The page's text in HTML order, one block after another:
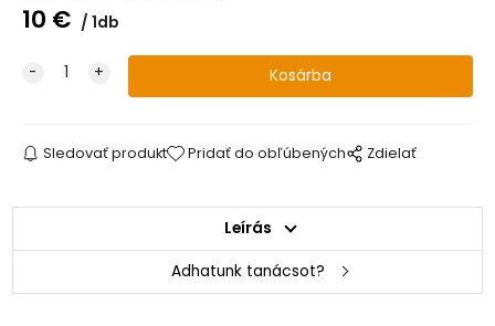
10 € 1db
Sledovať produkt Pridať do obľúbených Zdielať
Leírás
Adhatunk tanácsot?